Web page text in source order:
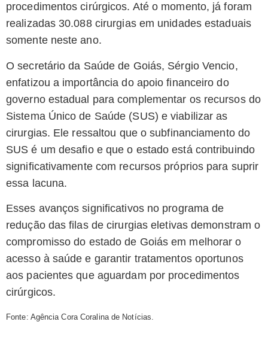
procedimentos cirúrgicos. Até o momento, já foram
realizadas 30.088 cirurgias em unidades estaduais
somente neste ano.
O secretário da Saúde de Goiás, Sérgio Vencio,
enfatizou a importância do apoio financeiro do
governo estadual para complementar os recursos do
Sistema Único de Saúde (SUS) e viabilizar as
cirurgias. Ele ressaltou que o subfinanciamento do
SUS é um desafio e que o estado está contribuindo
significativamente com recursos próprios para suprir
essa lacuna.
Esses avanços significativos no programa de
redução das filas de cirurgias eletivas demonstram o
compromisso do estado de Goiás em melhorar o
acesso à saúde e garantir tratamentos oportunos
aos pacientes que aguardam por procedimentos
cirúrgicos.
Fonte: Agência Cora Coralina de Notícias.